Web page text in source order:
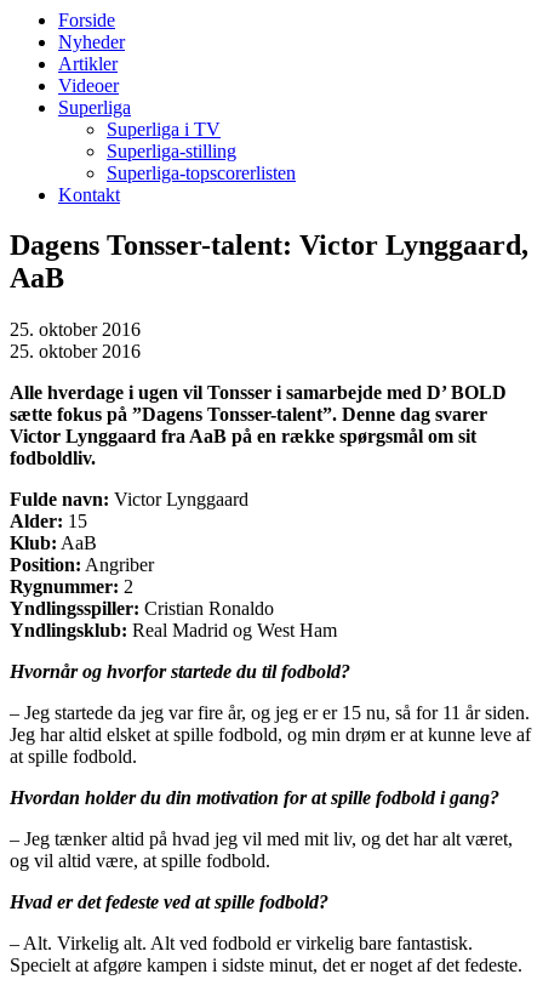
Forside
Nyheder
Artikler
Videoer
Superliga
Superliga i TV
Superliga-stilling
Superliga-topscorerlisten
Kontakt
Dagens Tonsser-talent: Victor Lynggaard,
AaB
25. oktober 2016
25. oktober 2016
Alle hverdage i ugen vil Tonsser i samarbejde med D’ BOLD
sætte fokus på ”Dagens Tonsser-talent”. Denne dag svarer
Victor Lynggaard fra AaB på en række spørgsmål om sit
fodboldliv.
Fulde navn: Victor Lynggaard
Alder: 15
Klub: AaB
Position: Angriber
Rygnummer: 2
Yndlingsspiller: Cristian Ronaldo
Yndlingsklub: Real Madrid og West Ham
Hvornår og hvorfor startede du til fodbold?
– Jeg startede da jeg var fire år, og jeg er er 15 nu, så for 11 år siden.
Jeg har altid elsket at spille fodbold, og min drøm er at kunne leve af
at spille fodbold.
Hvordan holder du din motivation for at spille fodbold i gang?
– Jeg tænker altid på hvad jeg vil med mit liv, og det har alt været,
og vil altid være, at spille fodbold.
Hvad er det fedeste ved at spille fodbold?
– Alt. Virkelig alt. Alt ved fodbold er virkelig bare fantastisk.
Specielt at afgøre kampen i sidste minut, det er noget af det fedeste.